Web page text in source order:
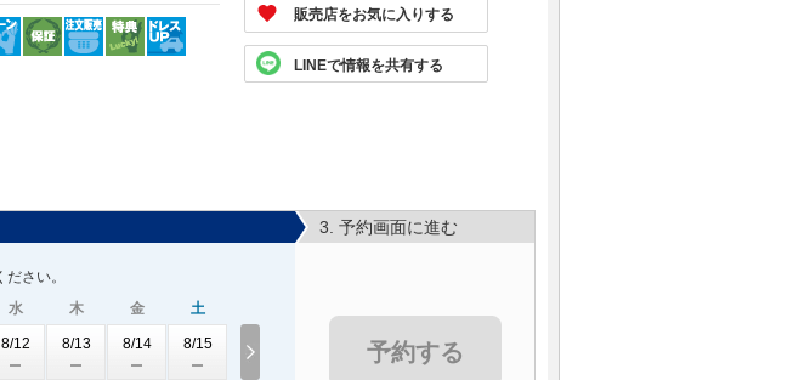
販売店をお気に入りする
LINEで情報を共有する
さい。
水
8/12
木
8/13
金
8/14
土
8/15
3. 予約画面に進む
予約する